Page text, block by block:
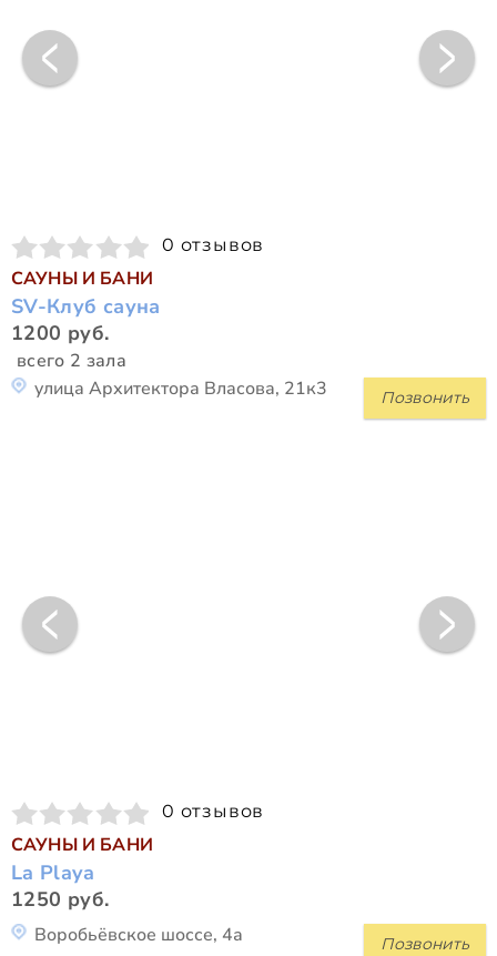
0 отзывов
САУНЫ И БАНИ
SV-Клуб сауна
1200 руб.
всего 2 зала
Позвонить
улица Архитектора Власова, 21к3
0 отзывов
САУНЫ И БАНИ
La Playa
1250 руб.
Позвонить
Воробьёвское шоссе, 4а